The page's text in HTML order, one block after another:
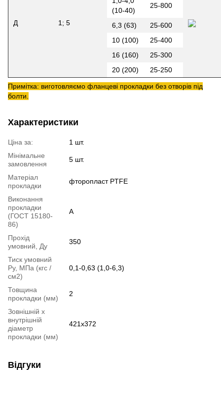
Д 1; 5
(10-40)
25-800
6,3 (63)
25-600
10 (100)
25-400
16 (160)
25-300
20 (200)
25-250
Примітка: виготовляємо фланцеві прокладки без отворів під
болти.
Характеристики
Ціна за:
1 шт.
Мінімальне
замовлення
5 шт.
Матеріал
прокладки
фторопласт PTFE
Виконання
прокладки
(ГОСТ 15180-
86)
А
Прохід
умовний, Ду
350
Тиск умовний
Ру, МПа (кгс /
см2)
0,1-0,63 (1,0-6,3)
Товщина
прокладки (мм)
2
Зовнішній х
внутрішній
діаметр
прокладки (мм)
421х372
Відгуки